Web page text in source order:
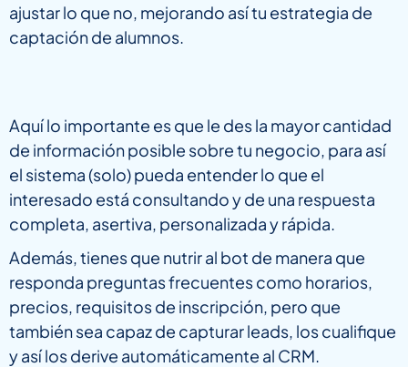
ajustar lo que no, mejorando así tu estrategia de
captación de alumnos.
Aquí lo importante es que le des la mayor cantidad
de información posible sobre tu negocio, para así
el sistema (solo) pueda entender lo que el
interesado está consultando y de una respuesta
completa, asertiva, personalizada y rápida.
Además, tienes que nutrir al bot de manera que
responda preguntas frecuentes como horarios,
precios, requisitos de inscripción, pero que
también sea capaz de capturar leads, los cualifique
y así los derive automáticamente al CRM.